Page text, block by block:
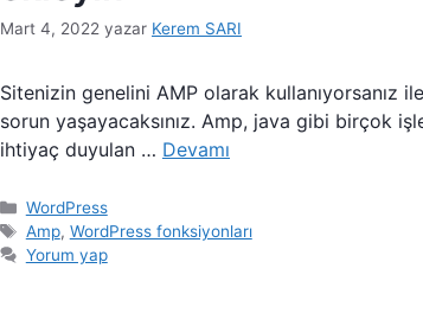
Mart 4, 2022 yazar Kerem SARI
Sitenizin genelini AMP olarak kullanıyorsanız
sorun yaşayacaksınız. Amp, java gibi birçok
ihtiyaç duyulan … Devamı
Kategoriler
WordPress
Etiketler
Amp, WordPress fonksiyonları
Yorum yap